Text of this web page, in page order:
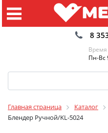
8
Время
Пн-Вс
Главная страница Каталог
Блендер Ручной/KL-5024